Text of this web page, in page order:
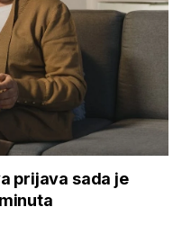
prijava sada je